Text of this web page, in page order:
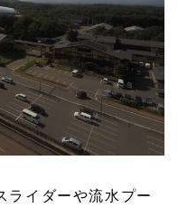
ライダーや流水プー